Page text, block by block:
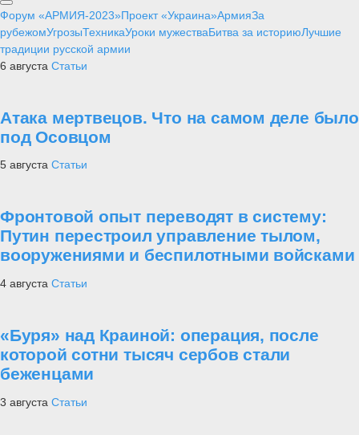
Форум «АРМИЯ-2023»Проект «Украина»АрмияЗа
рубежомУгрозыТехникаУроки мужестваБитва за историюЛучшие
традиции русской армии
6 августа Статьи
Атака мертвецов. Что на самом деле было
под Осовцом
5 августа Статьи
Фронтовой опыт переводят в систему:
Путин перестроил управление тылом,
вооружениями и беспилотными войсками
4 августа Статьи
«Буря» над Краиной: операция, после
которой сотни тысяч сербов стали
беженцами
3 августа Статьи